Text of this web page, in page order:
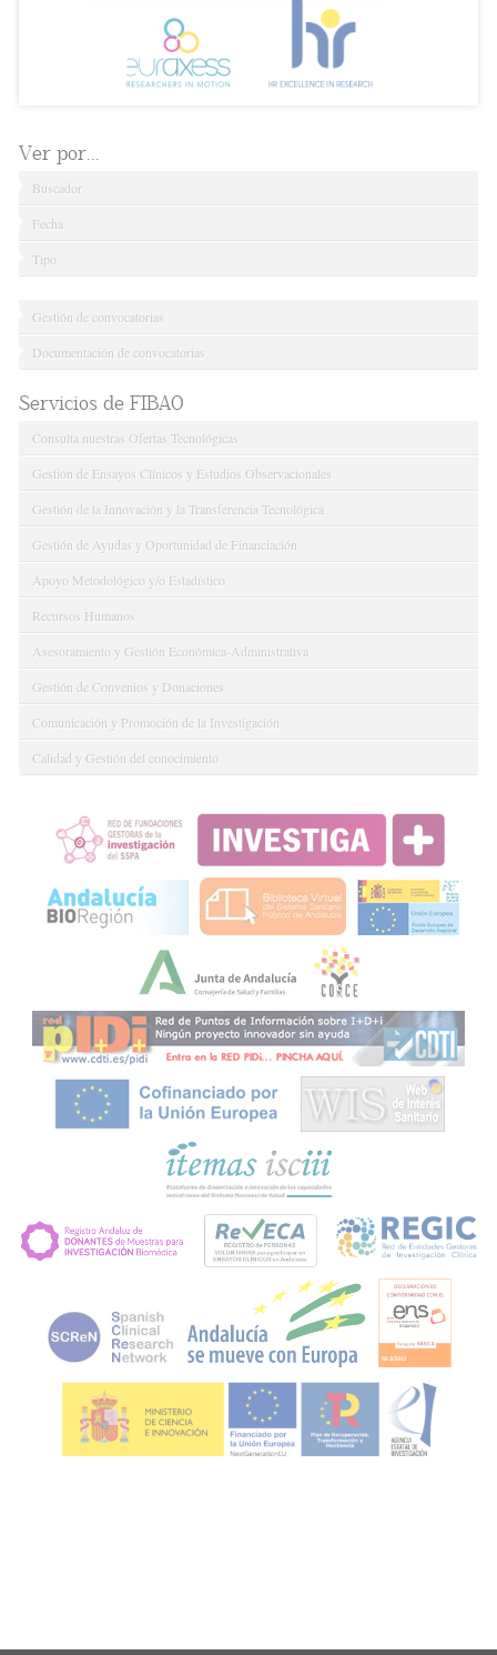
Ver por...
Buscador
Fecha
Tipo
Gestión de convocatorias
Documentación de convocatorias
Servicios de FIBAO
Consulta nuestras Ofertas Tecnológicas
Gestión de Ensayos Clínicos y Estudios Observacionales
Gestión de la Innovación y la Transferencia Tecnológica
Gestión de Ayudas y Oportunidad de Financiación
Apoyo Metodológico y/o Estadístico
Recursos Humanos
Asesoramiento y Gestión Económica-Administrativa
Gestión de Convenios y Donaciones
Comunicación y Promoción de la Investigación
Calidad y Gestión del conocimiento